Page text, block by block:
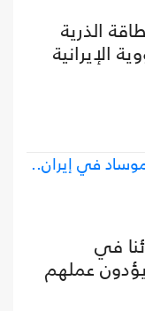
الذرية
الإيرانية
في إيران..
في
عملهم